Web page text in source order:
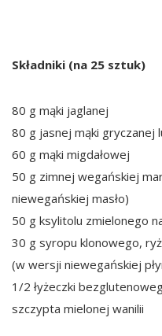
Składniki (na 25 sztuk)
80 g mąki jaglanej
80 g jasnej mąki gryczanej
60 g mąki migdałowej
50 g zimnej wegańskiej
niewegańskiej masło)
50 g ksylitolu zmielonego
30 g syropu klonowego,
(w wersji niewegańskiej
1/2 łyżeczki
szczypta mielonej wanilii